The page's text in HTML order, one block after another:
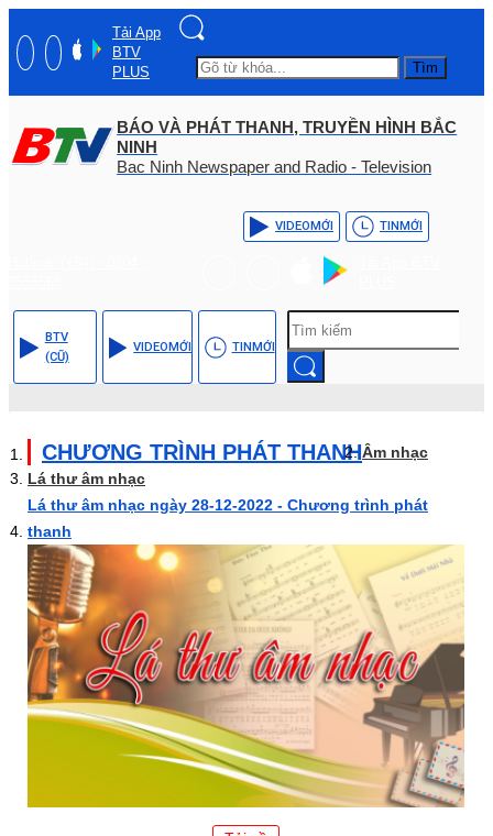
Tải App
BTV
PLUS
Tìm
BÁO VÀ PHÁT THANH, TRUYỀN HÌNH BẮC
NINH
Bac Ninh Newspaper and Radio - Television
VIDEOMỚI TINMỚI
BTV
(CŨ)
VIDEOMỚI TINMỚI
CHƯƠNG TRÌNH PHÁT THANHÂm nhạc
Lá thư âm nhạc
Lá thư âm nhạc ngày 28-12-2022 - Chương trình phát
thanh